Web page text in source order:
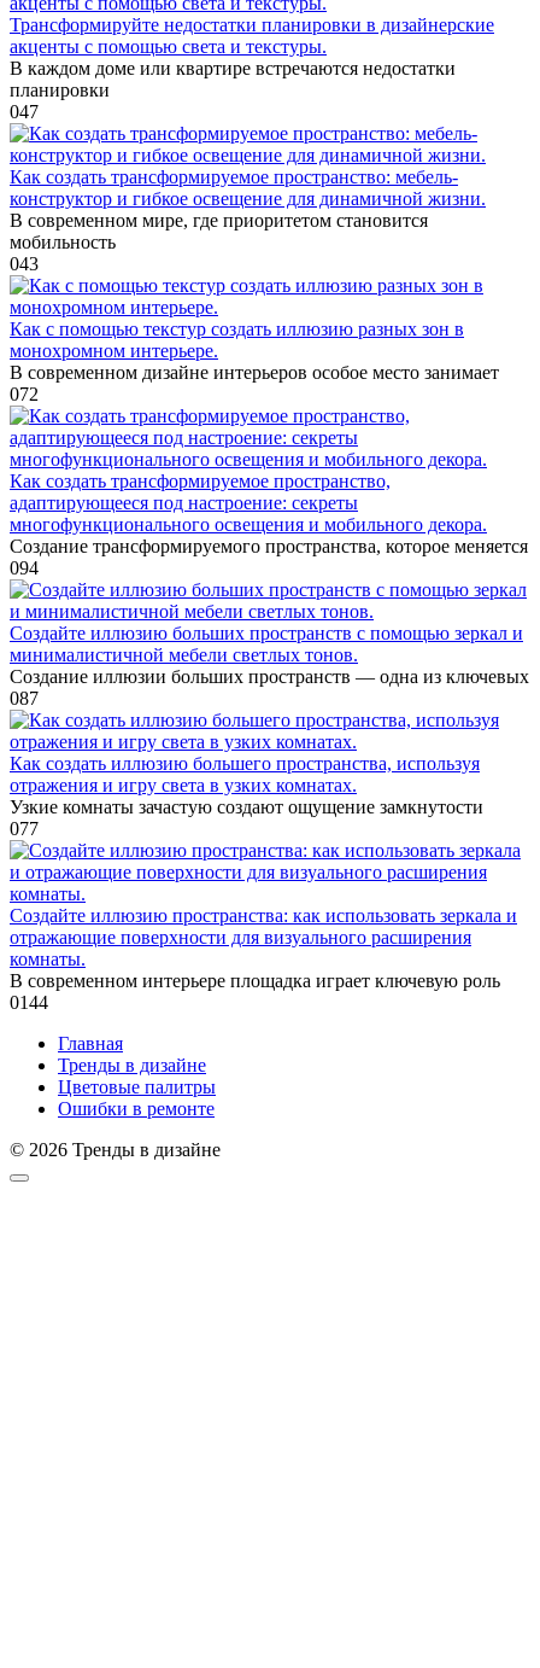
Трансформируйте недостатки планировки в дизайнерские
акценты с помощью света и текстуры.
В каждом доме или квартире встречаются недостатки
планировки
047
Как создать трансформируемое пространство: мебель-
конструктор и гибкое освещение для динамичной жизни.
В современном мире, где приоритетом становится
мобильность
043
Как с помощью текстур создать иллюзию разных зон в
монохромном интерьере.
В современном дизайне интерьеров особое место занимает
072
Как создать трансформируемое пространство,
адаптирующееся под настроение: секреты
многофункционального освещения и мобильного декора.
Создание трансформируемого пространства, которое меняется
094
Создайте иллюзию больших пространств с помощью зеркал и
минималистичной мебели светлых тонов.
Создание иллюзии больших пространств — одна из ключевых
087
Как создать иллюзию большего пространства, используя
отражения и игру света в узких комнатах.
Узкие комнаты зачастую создают ощущение замкнутости
077
Создайте иллюзию пространства: как использовать зеркала и
отражающие поверхности для визуального расширения
комнаты.
В современном интерьере площадка играет ключевую роль
0144
Главная
Тренды в дизайне
Цветовые палитры
Ошибки в ремонте
© 2026 Тренды в дизайне